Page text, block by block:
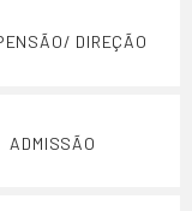
DIREÇÃO
ADMISSÃO